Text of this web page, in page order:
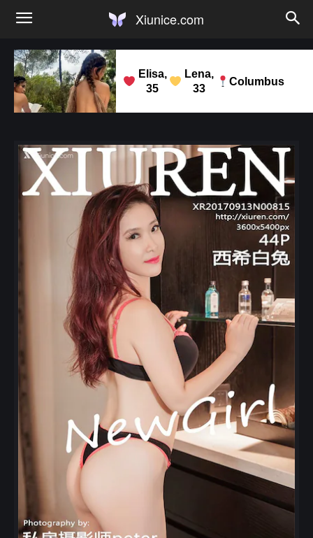
Xiunice.com
Elisa,
35
Lena,
33
Columbus